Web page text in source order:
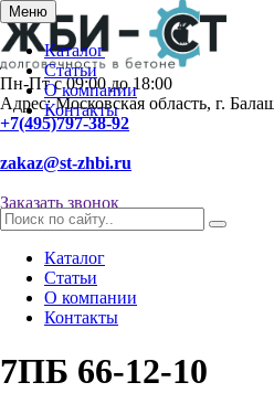
Меню
Каталог
Статьи
О компании
Контакты
Пн-Пт с 09:00 до 18:00
Адрес: Московская область, г.
+7(495)797-38-92
zakaz@st-zhbi.ru
Заказать звонок
Каталог
Статьи
О компании
Контакты
7ПБ 66-12-10